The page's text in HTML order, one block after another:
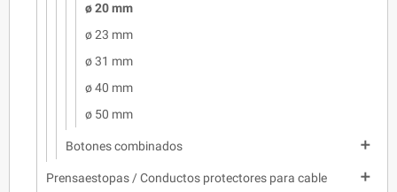
ø 20 mm
ø 23 mm
ø 31 mm
ø 40 mm
ø 50 mm
Botones combinados 
Prensaestopas / Conductos protectores para cable
